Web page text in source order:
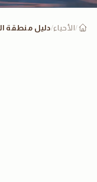
/الأحياء/دليل منطقة